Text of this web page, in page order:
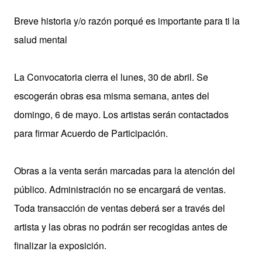
Breve historia y/o razón porqué es importante para ti la
salud mental
La Convocatoria cierra el lunes, 30 de abril. Se
escogerán obras esa misma semana, antes del
domingo, 6 de mayo. Los artistas serán contactados
para firmar Acuerdo de Participación.
Obras a la venta serán marcadas para la atención del
público. Administración no se encargará de ventas.
Toda transacción de ventas deberá ser a través del
artista y las obras no podrán ser recogidas antes de
finalizar la exposición.